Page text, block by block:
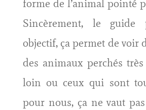
forme de l’animal pointé
Sincèrement, le guide
objectif, ça permet de voir
des animaux perchés
loin ou ceux qui sont
pour nous, ça ne vaut